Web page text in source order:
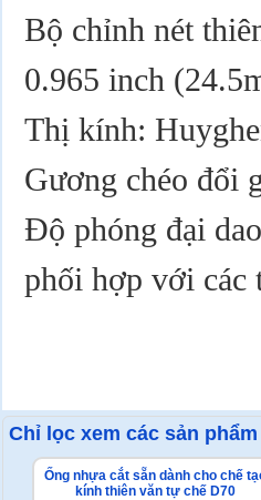
Bộ chỉnh nét
0.965 inch
Thị kính:
Gương chéo đổi
Độ phóng đại
phối hợp với các
Chỉ lọc xem các sản
Ống nhựa cắt sẵn dành cho chế
kính thiên văn tự chế D70